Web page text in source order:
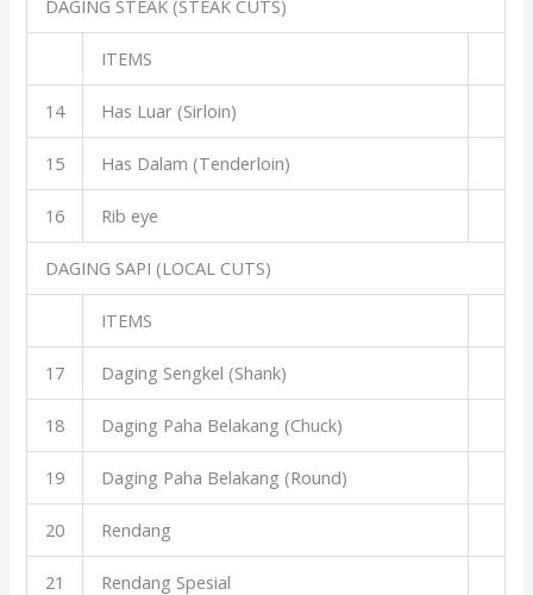
DAGING STEAK (STEAK CUTS)
ITEMS
14 Has Luar (Sirloin)
15 Has Dalam (Tenderloin)
16 Rib eye
DAGING SAPI (LOCAL CUTS)
ITEMS
17 Daging Sengkel (Shank)
18 Daging Paha Belakang (Chuck)
19 Daging Paha Belakang (Round)
20 Rendang
21 Rendang Spesial